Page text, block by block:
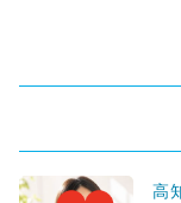
高